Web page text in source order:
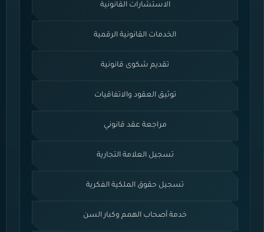
الاستشارات القانونية
الخدمات القانونية الرقمية
تقديم شكوى قانونية
توثيق العقود والاتفاقيات
مراجعة عقد قانوني
تسجيل العلامة التجارية
تسجيل حقوق الملكية الفكرية
خدمة أصحاب الهمم وكبار السن